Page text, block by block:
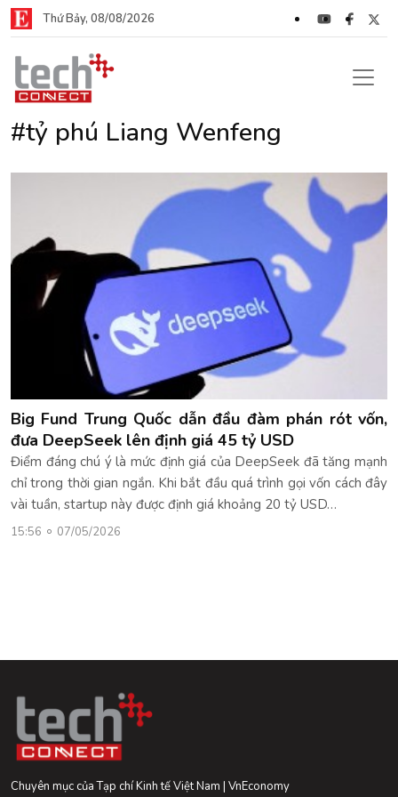
Thứ Bảy, 08/08/2026
#tỷ phú Liang Wenfeng
Big Fund Trung Quốc dẫn đầu đàm phán rót vốn,
đưa DeepSeek lên định giá 45 tỷ USD
Điểm đáng chú ý là mức định giá của DeepSeek đã tăng mạnh
chỉ trong thời gian ngắn. Khi bắt đầu quá trình gọi vốn cách đây
vài tuần, startup này được định giá khoảng 20 tỷ USD…
15:56 07/05/2026
Chuyên mục của Tạp chí Kinh tế Việt Nam | VnEconomy